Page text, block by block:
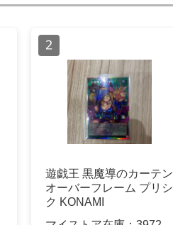
遊戯王 黒魔導のカーテン
オーバーフレーム プリシ
ク KONAMI